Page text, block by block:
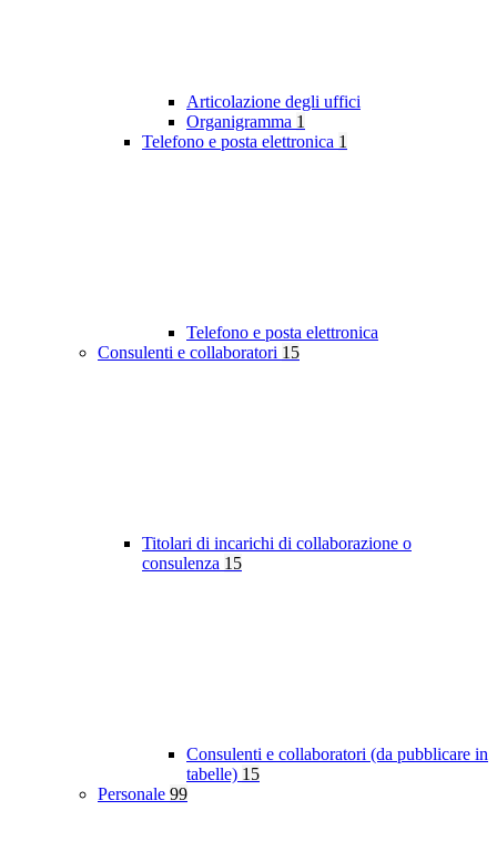
Articolazione degli uffici
Organigramma 1
Telefono e posta elettronica 1
Telefono e posta elettronica
Consulenti e collaboratori 15
Titolari di incarichi di collaborazione o
consulenza 15
Consulenti e collaboratori (da pubblicare in
tabelle) 15
Personale 99